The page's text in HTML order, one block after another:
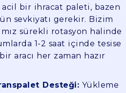
acil bir ihracat paleti, bazen
sevkiyatı gerekir. Bizim
sürekli rotasyon halinde
1-2 saat içinde tesise
aracı her zaman hazır
Desteği: Yükleme